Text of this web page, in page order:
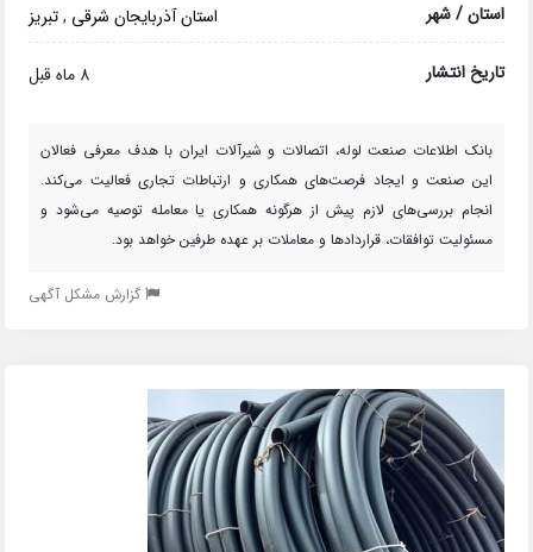
استان / شهر استان آذربایجان شرقی ,تبریز
تاریخ انتشار 8 ماه قبل
بانک اطلاعات صنعت لوله، اتصالات و شیرآلات ایران با هدف معرفی فعالان
این صنعت و ایجاد فرصت‌های همکاری و ارتباطات تجاری فعالیت می‌کند.
انجام بررسی‌های لازم پیش از هرگونه همکاری یا معامله توصیه می‌شود و
مسئولیت توافقات، قراردادها و معاملات بر عهده طرفین خواهد بود.
گزارش مشکل آگهی